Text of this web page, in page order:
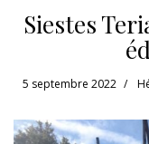
Siestes
5 septembre 2022